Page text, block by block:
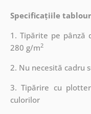
Specificațiile
1. Tipărite pe
280 g/m2
2. Nu necesită cadru
3. Tipărire cu
culorilor